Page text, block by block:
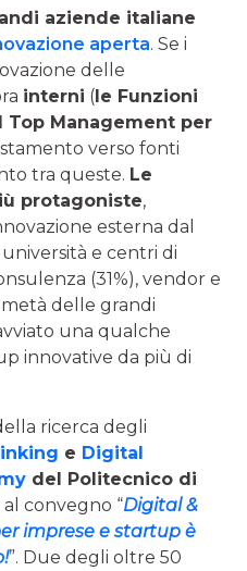
aziende italiane
aperta. Se i
delle
interni (le Funzioni
Top Management per
verso fonti
tra queste. Le
protagoniste,
esterna dal
e centri di
(31%), vendor e
metà delle grandi
una qualche
innovative da più di
ricerca degli
e Digital
del Politecnico di
convegno “Digital &
imprese e startup è
”. Due degli oltre 50